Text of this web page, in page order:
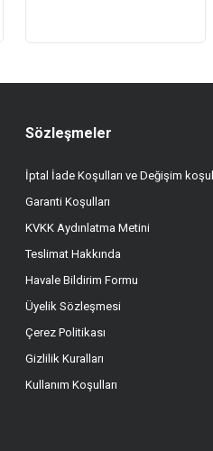
Gönder
Sözleşmeler
İptal İade Koşulları ve Değişim
Garanti Koşulları
KVKK Aydınlatma Metini
Teslimat Hakkında
Havale Bildirim Formu
Üyelik Sözleşmesi
Çerez Politikası
Gizlilik Kuralları
Kullanım Koşulları